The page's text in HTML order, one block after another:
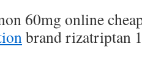
60mg online
brand rizatriptan